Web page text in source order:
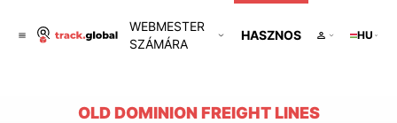
WEBMESTER
SZÁMÁRA
HASZNOS HU
OLD DOMINION FREIGHT LINES